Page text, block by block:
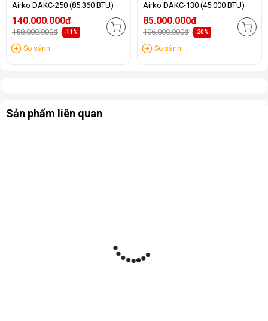
Airko DAKC-250 (85.360 BTU)
140.000.000đ
158.000.000đ -11%
So sánh
Airko DAKC-130 (45.000 BTU)
85.000.000đ
106.000.000đ -20%
So sánh
Sản phẩm liên quan